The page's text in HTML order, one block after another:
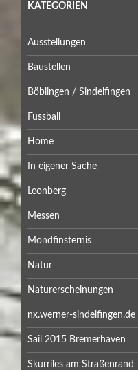
KATEGORIEN
Ausstellungen
Baustellen
Böblingen / Sindelfingen
Fussball
Home
In eigener Sache
Leonberg
Messen
Mondfinsternis
Natur
Naturerscheinungen
nx.werner-sindelfingen.de
Sail 2015 Bremerhaven
Skurriles am Straßenrand